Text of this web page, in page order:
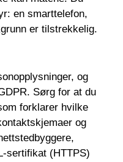
en smarttelefon,
er tilstrekkelig.
og
Sørg for at du
forklarer hvilke
og
sertifikat (HTTPS)